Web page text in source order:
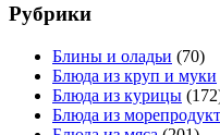
Рубрики
Блины и оладьи (70)
Блюда из круп и муки
Блюда из курицы
Блюда из